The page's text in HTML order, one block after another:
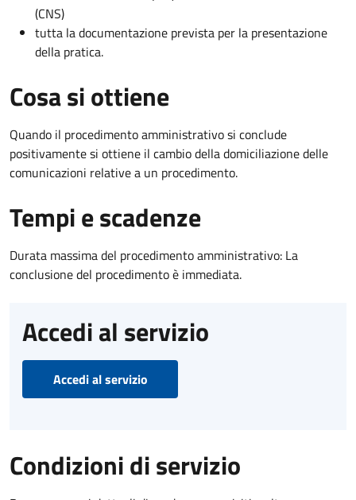
(CNS)
tutta la documentazione prevista per la presentazione
della pratica.
Cosa si ottiene
Quando il procedimento amministrativo si conclude
positivamente si ottiene il cambio della domiciliazione delle
comunicazioni relative a un procedimento.
Tempi e scadenze
Durata massima del procedimento amministrativo: La
conclusione del procedimento è immediata.
Accedi al servizio
Accedi al servizio
Condizioni di servizio